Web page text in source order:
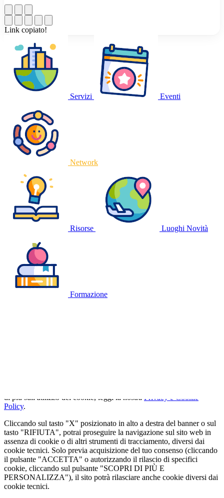
Link copiato!
Servizi Eventi
Network
Risorse Luoghi Novità
Formazione
di più sull'utilizzo dei cookie, leggi la nostra Privacy e Cookie
Policy.
Cliccando sul tasto "X" posizionato in alto a destra del banner o sul
tasto "RIFIUTA", potrai proseguire la navigazione sul sito web in
assenza di cookie o di altri strumenti di tracciamento, diversi dai
cookie tecnici. Solo previa acquisizione del tuo consenso (cliccando
il pulsante "ACCETTA" o autorizzando il rilascio di specifici
cookie, cliccando sul pulsante "SCOPRI DI PIÙ E
PERSONALIZZA"), il sito potrà rilasciare anche cookie diversi dai
cookie tecnici.